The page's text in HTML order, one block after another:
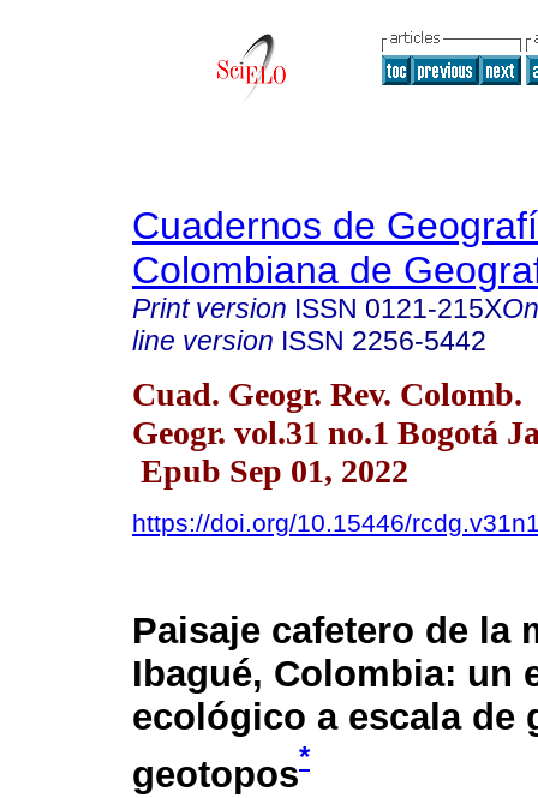
Cuadernos de
Colombiana de
Print version ISSN 0121-215X
line version ISSN 2256-5442
Cuad. Geogr. Rev. Colomb.
Geogr. vol.31 no.1 Bogotá
Epub Sep 01, 2022
https://doi.org/10.15446/
Paisaje cafetero de la
Ibagué, Colombia: un
ecológico a escala de
geotopos*